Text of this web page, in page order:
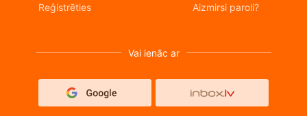
Reģistrēties Aizmirsi paroli?
Vai ienāc ar